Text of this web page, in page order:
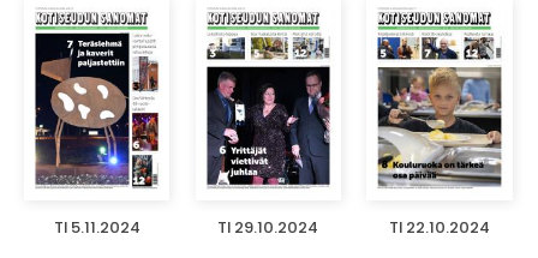
TI 5.11.2024 TI 29.10.2024 TI 22.10.2024